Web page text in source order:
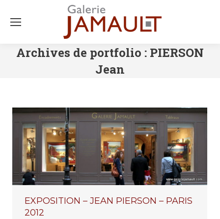
Archives de portfolio : PIERSON
Jean
EXPOSITION – JEAN PIERSON – PARIS
2012